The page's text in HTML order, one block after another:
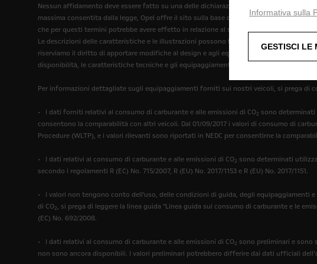
Nessun affidamento deve essere fatto su una delle dichiarazioni fatte all'interno del
massima consentita dalla legge, Opel offre il sito sulla base del fatto che Opel
che per questi termini potrebbe avere effetto in relazione al sito.
Le descrizioni delle caratteristiche e le illustrazioni possono fare riferimento o
riserviamo il diritto di apportare modifiche al design e agli equipaggiamenti. I colori
disponibilità, le caratteristiche tecniche e gli equipaggiamenti forniti sui nostri veicoli
Per informazioni dettagliate sugli equipaggiamenti forniti sui nostri veicoli, si prega di
• I dati forniti relativi al consumo di carburante e alle emissioni di CO2 sono determinati
consentono la comparabilità con altri veicoli. Dal 01/09/2017 i valori di consumo di
Procedure (WLTP), e i valori rilevanti sono riportati in NEDC per consentirne la
• I dati relativi al consumo di carburante e alle emissioni di CO2 sono determinati
secondo i regolamenti R (EC) No. 715/2007, R (EU) No. 2017/1153 e R (EU) No. 2017/1151.
• I valori non tengono conto dell'uso, delle condizioni di guida, degli equipaggiamenti
di CO2, si prega di leggere la linea guida "Linea guida sul consumo di carburante e le
(EC) No. 692/2008.
• I dati relativi al consumo di carburante e alle emissioni di CO2 sono preliminari e sono
non sono ancora disponibili. I valori preliminari potrebbero differire dai dati ufficiali
Informativa sulla
GESTISCI